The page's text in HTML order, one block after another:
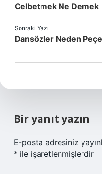
Celbetmek Ne Demek
Sonraki Yazı
Dansözler Neden
Bir yanıt yazın
E-posta adresiniz
* ile işaretlenmişlerdir